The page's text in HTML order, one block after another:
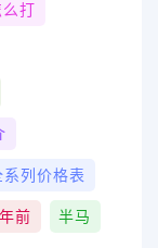
打
列价格表
前 半马